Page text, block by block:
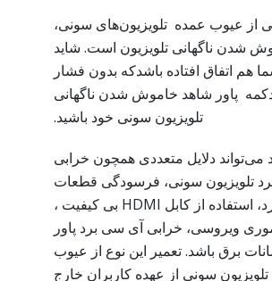
از عیوب عمده تلویزیون‌های سونی،
شدن ناگهانی تلویزیون است. شاید
هم اتفاق افتاده باشدکه بدون فشار
پاور شاهد خاموش شدن ناگهانی
تلویزیون سونی خود باشید.
می‌تواند دلایل متعددی همچون خرابی
تلویزیون سونی، فرسودگی قطعات
مین برد، استفاده از کابل HDMI بی کیفیت ،
ویروسی، خرابی آی سی برد پاور
برق باشد. تعمیر این نوع از عیوب
سونی از عهده کاربران خارج